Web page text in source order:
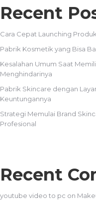
Recent
Cara Cepat Launching
Pabrik Kosmetik yang Bisa
Kesalahan Umum Saat
Menghindarinya
Pabrik Skincare dengan
Keuntungannya
Strategi Memulai Brand
Profesional
Recent
youtube video to pc on